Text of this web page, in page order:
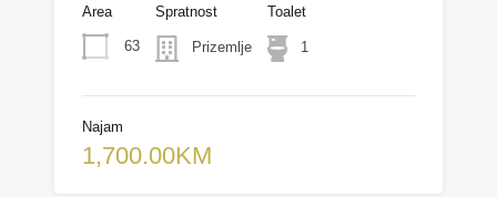
Area
63
Spratnost
Prizemlje
Toalet
1
Najam
1,700.00KM